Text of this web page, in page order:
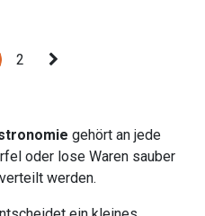
2
gehört an jede
oder lose Waren sauber
werden.